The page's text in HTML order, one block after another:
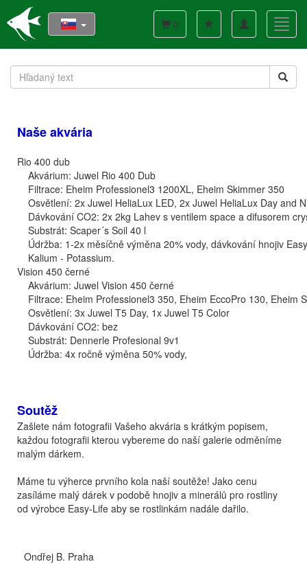
Toggle
navigation
0
Naše akvária
Rio 400 dub
Akvárium: Juwel Rio 400 Dub
Filtrace: Eheim Professionel3 1200XL, Eheim Skimmer 350
Osvětlení: 2x Juwel HeliaLux LED, 2x Juwel HeliaLux Day and
Dávkování CO2: 2x 2kg Lahev s ventilem space a difusorem
Substrát: Scaper´s Soil 40 l
Údržba: 1-2x měsíčně výměna 20% vody, dávkování hnojiv
Kalium - Potassium.
Vision 450 černé
Akvárium: Juwel Vision 450 černé
Filtrace: Eheim Professionel3 350, Eheim EccoPro 130, Eheim
Osvětlení: 3x Juwel T5 Day, 1x Juwel T5 Color
Dávkování CO2: bez
Substrát: Dennerle Profesional 9v1
Údržba: 4x ročně výměna 50% vody,
Soutěž
Zašlete nám fotografii Vašeho akvária s krátkým popisem,
každou fotografii kterou vybereme do naší galerie odměníme
malým dárkem.
Máme tu výherce prvního kola naší soutěže! Jako cenu
zasíláme malý dárek v podobě hnojiv a minerálů pro rostliny
od výrobce Easy-Life aby se rostlinkám nadále dařilo.
Ondřej B. Praha